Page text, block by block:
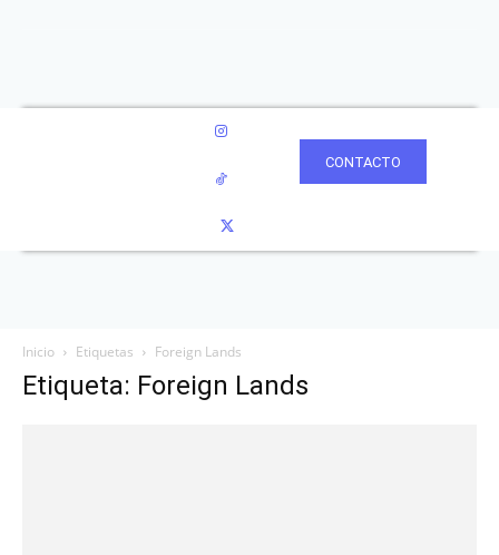
CONTACTO
Inicio Etiquetas Foreign Lands
Etiqueta: Foreign Lands